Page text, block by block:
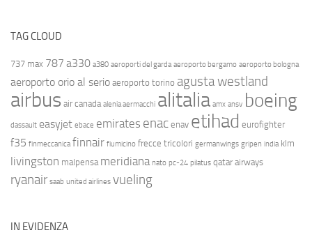
TAG CLOUD
737 max 787 a330 a380 aeroporti del garda aeroporto bergamo aeroporto bologna
aeroporto orio al serio aeroporto torino agusta westland
airbus air canada alenia aermacchi alitalia amx ansv boeing
dassault easyjet ebace emirates enac enav etihad eurofighter
f35 finmeccanica finnair fiumicino frecce tricolori germanwings gripen india klm
livingston malpensa meridiana nato pc-24 pilatus qatar airways
ryanair saab united airlines vueling
IN EVIDENZA